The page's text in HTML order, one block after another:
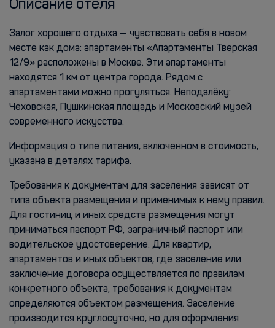
Описание отеля
Залог хорошего отдыха — чувствовать себя в новом
месте как дома: апартаменты «Апартаменты Тверская
12/9» расположены в Москве. Эти апартаменты
находятся 1 км от центра города. Рядом с
апартаментами можно прогуляться. Неподалёку:
Чеховская, Пушкинская площадь и Московский музей
современного искусства.
Информация о типе питания, включенном в стоимость,
указана в деталях тарифа.
Требования к документам для заселения зависят от
типа объекта размещения и применимых к нему правил.
Для гостиниц и иных средств размещения могут
приниматься паспорт РФ, заграничный паспорт или
водительское удостоверение. Для квартир,
апартаментов и иных объектов, где заселение или
заключение договора осуществляется по правилам
конкретного объекта, требования к документам
определяются объектом размещения. Заселение
производится круглосуточно, но для оформления